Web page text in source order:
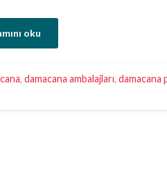
oku
, damacana ambalajları, damacana